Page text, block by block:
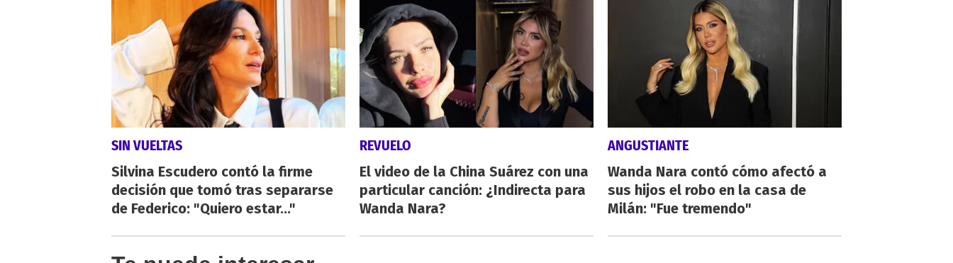
SIN VUELTAS
Silvina Escudero contó la firme
decisión que tomó tras separarse
de Federico: "Quiero estar..."
REVUELO
El video de la China Suárez con una
particular canción: ¿Indirecta para
Wanda Nara?
ANGUSTIANTE
Wanda Nara contó cómo afectó a
sus hijos el robo en la casa de
Milán: "Fue tremendo"